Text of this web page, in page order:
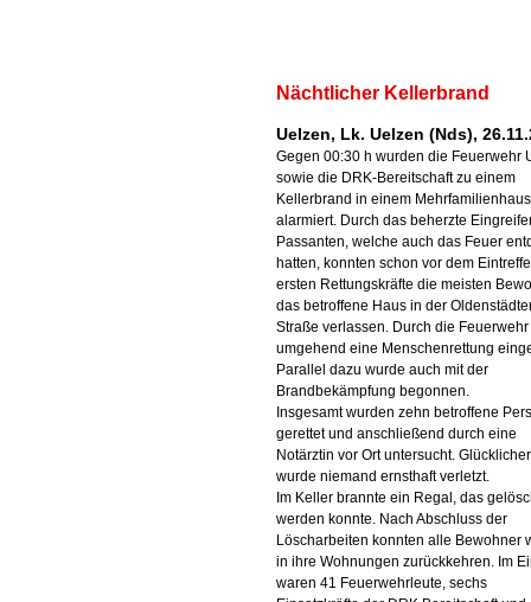
Nächtlicher Kellerbrand
Uelzen, Lk. Uelzen (Nds),
Gegen 00:30 h wurden die Feuerwehr
sowie die DRK-Bereitschaft zu einem
Kellerbrand in einem Mehrfamilienhaus
alarmiert. Durch das beherzte
Passanten, welche auch das Feuer
hatten, konnten schon vor dem
ersten Rettungskräfte die meisten
das betroffene Haus in der
Straße verlassen. Durch die
umgehend eine Menschenrettung
Parallel dazu wurde auch mit der
Brandbekämpfung begonnen.
Insgesamt wurden zehn betroffene
gerettet und anschließend durch eine
Notärztin vor Ort untersucht.
wurde niemand ernsthaft verletzt.
Im Keller brannte ein Regal, das
werden konnte. Nach Abschluss der
Löscharbeiten konnten alle Bewohner
in ihre Wohnungen zurückkehren. Im
waren 41 Feuerwehrleute, sechs